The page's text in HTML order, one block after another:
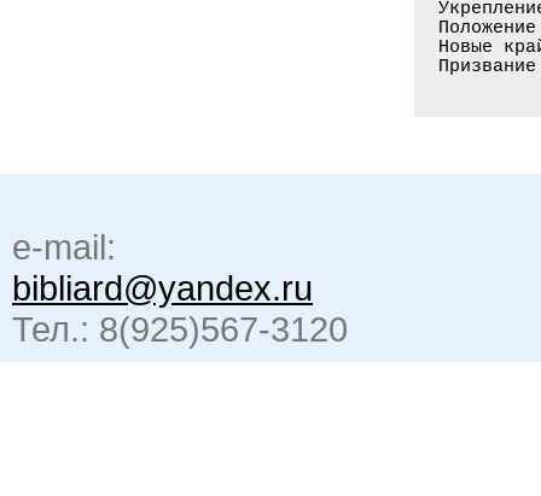
e-mail:
bibliard@yandex.ru
Тел.: 8(925)567-3120